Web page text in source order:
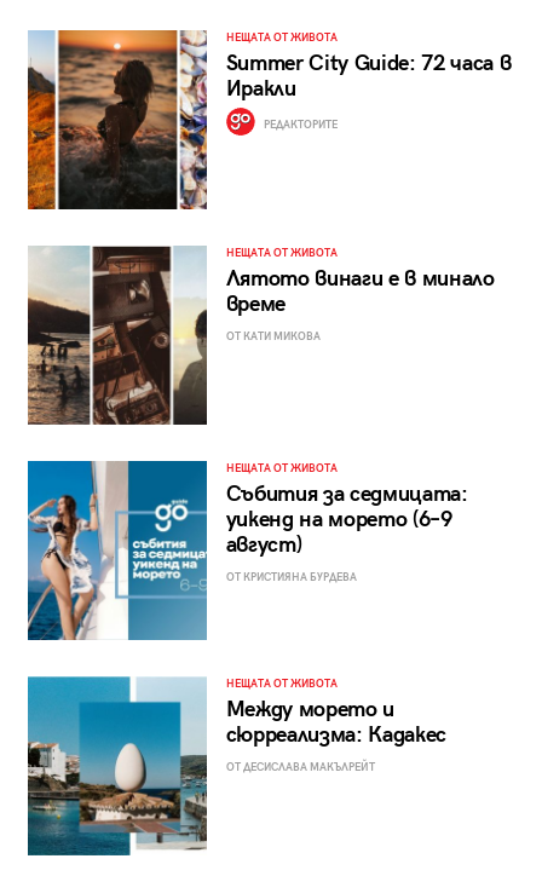
НЕЩАТА ОТ ЖИВОТА
Summer City Guide: 72 часа в
Иракли
РЕДАКТОРИТЕ
НЕЩАТА ОТ ЖИВОТА
Лятото винаги е в минало
време
ОТ КАТИ МИКОВА
НЕЩАТА ОТ ЖИВОТА
Събития за седмицата:
уикенд на морето (6–9
август)
ОТ КРИСТИЯНА БУРДЕВА
НЕЩАТА ОТ ЖИВОТА
Между морето и
сюрреализма: Кадакес
ОТ ДЕСИСЛАВА МАКЪЛРЕЙТ